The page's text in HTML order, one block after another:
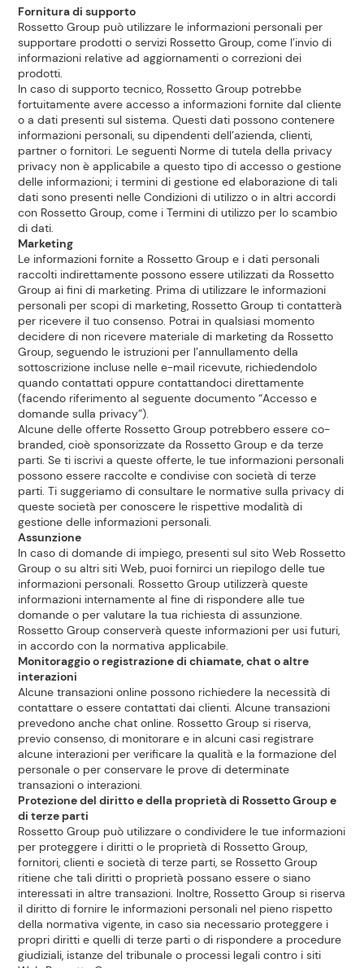
Fornitura di supporto
Rossetto Group può utilizzare le informazioni personali per
supportare prodotti o servizi Rossetto Group, come l’invio di
informazioni relative ad aggiornamenti o correzioni dei
prodotti.
In caso di supporto tecnico, Rossetto Group potrebbe
fortuitamente avere accesso a informazioni fornite dal cliente
o a dati presenti sul sistema. Questi dati possono contenere
informazioni personali, su dipendenti dell’azienda, clienti,
partner o fornitori. Le seguenti Norme di tutela della privacy
privacy non è applicabile a questo tipo di accesso o gestione
delle informazioni; i termini di gestione ed elaborazione di tali
dati sono presenti nelle Condizioni di utilizzo o in altri accordi
con Rossetto Group, come i Termini di utilizzo per lo scambio
di dati.
Marketing
Le informazioni fornite a Rossetto Group e i dati personali
raccolti indirettamente possono essere utilizzati da Rossetto
Group ai fini di marketing. Prima di utilizzare le informazioni
personali per scopi di marketing, Rossetto Group ti contatterà
per ricevere il tuo consenso. Potrai in qualsiasi momento
decidere di non ricevere materiale di marketing da Rossetto
Group, seguendo le istruzioni per l’annullamento della
sottoscrizione incluse nelle e-mail ricevute, richiedendolo
quando contattati oppure contattandoci direttamente
(facendo riferimento al seguente documento “Accesso e
domande sulla privacy”).
Alcune delle offerte Rossetto Group potrebbero essere co-
branded, cioè sponsorizzate da Rossetto Group e da terze
parti. Se ti iscrivi a queste offerte, le tue informazioni personali
possono essere raccolte e condivise con società di terze
parti. Ti suggeriamo di consultare le normative sulla privacy di
queste società per conoscere le rispettive modalità di
gestione delle informazioni personali.
Assunzione
In caso di domande di impiego, presenti sul sito Web Rossetto
Group o su altri siti Web, puoi fornirci un riepilogo delle tue
informazioni personali. Rossetto Group utilizzerà queste
informazioni internamente al fine di rispondere alle tue
domande o per valutare la tua richiesta di assunzione.
Rossetto Group conserverà queste informazioni per usi futuri,
in accordo con la normativa applicabile.
Monitoraggio o registrazione di chiamate, chat o altre
interazioni
Alcune transazioni online possono richiedere la necessità di
contattare o essere contattati dai clienti. Alcune transazioni
prevedono anche chat online. Rossetto Group si riserva,
previo consenso, di monitorare e in alcuni casi registrare
alcune interazioni per verificare la qualità e la formazione del
personale o per conservare le prove di determinate
transazioni o interazioni.
Protezione del diritto e della proprietà di Rossetto Group e
di terze parti
Rossetto Group può utilizzare o condividere le tue informazioni
per proteggere i diritti o le proprietà di Rossetto Group,
fornitori, clienti e società di terze parti, se Rossetto Group
ritiene che tali diritti o proprietà possano essere o siano
interessati in altre transazioni. Inoltre, Rossetto Group si riserva
il diritto di fornire le informazioni personali nel pieno rispetto
della normativa vigente, in caso sia necessario proteggere i
propri diritti e quelli di terze parti o di rispondere a procedure
giudiziali, istanze del tribunale o processi legali contro i siti